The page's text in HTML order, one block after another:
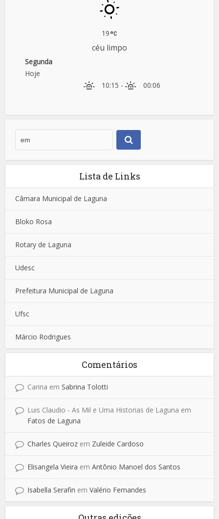
19
céu limpo
Segunda
Hoje
10:15 - 00:06
Lista de Links
Câmara Municipal de Laguna
Bloko Rosa
Rotary de Laguna
Udesc
Prefeitura Municipal de Laguna
Ufsc
Márcio Rodrigues
Comentários
Carina emSabrina Tolotti
Luis Claudio - As Mil e Uma Historias de Laguna em
Fatos de Laguna
Charles Queiroz em Zuleide Cardoso
Elisangela Vieira emAntônio Manoel dos Santos
Isabella Serafin emValério Fernandes